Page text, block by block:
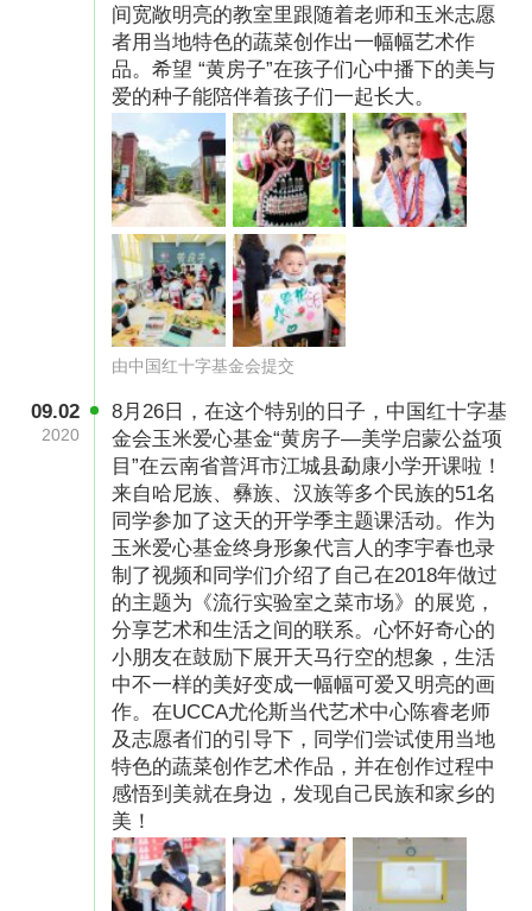
电子票据。根据财政部电子档案管理的相关规
定，捐赠票据电子版与打印版均为合法有效凭
证。请发送邮件至caiwubu@crcf.org.cn，邮件中
请务必提供交易单号、抬头、手机号码、邮寄地
址、捐赠金额及捐赠截图（包含捐赠项目、捐赠
金额和交易单号），并备注“黄房子美育启蒙空
间”项目；截图的路径是：打开微博APP，进入
我-微博钱包，点击右上角的“设置”，点击“交易记
录”，查找捐赠对应的交易记录，点击进入看到页
面显示交易单号后，即可截图。
间宽敞明亮的教室里跟随着老师和玉米志愿
者用当地特色的蔬菜创作出一幅幅艺术作
品。希望 “黄房子”在孩子们心中播下的美与
爱的种子能陪伴着孩子们一起长大。
由中国红十字基金会提交
09.02
2020
8月26日，在这个特别的日子，中国红十字基
金会玉米爱心基金“黄房子—美学启蒙公益项
目”在云南省普洱市江城县勐康小学开课啦！
来自哈尼族、彝族、汉族等多个民族的51名
同学参加了这天的开学季主题课活动。作为
玉米爱心基金终身形象代言人的李宇春也录
制了视频和同学们介绍了自己在2018年做过
的主题为《流行实验室之菜市场》的展览，
分享艺术和生活之间的联系。心怀好奇心的
小朋友在鼓励下展开天马行空的想象，生活
中不一样的美好变成一幅幅可爱又明亮的画
作。在UCCA尤伦斯当代艺术中心陈睿老师
及志愿者们的引导下，同学们尝试使用当地
特色的蔬菜创作艺术作品，并在创作过程中
感悟到美就在身边，发现自己民族和家乡的
美！